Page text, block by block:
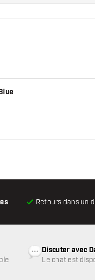
Retours dans un
Discuter avec
Le chat est